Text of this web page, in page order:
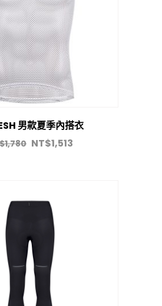
男款夏季內搭衣
1,780 NT$1,513